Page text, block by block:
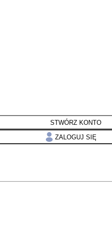
STWÓRZ KONTO
ZALOGUJ SIĘ